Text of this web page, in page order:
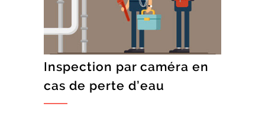
Inspection par caméra en
cas de perte d’eau